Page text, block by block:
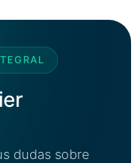
dudas sobre